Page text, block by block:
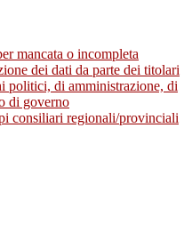
mancata o incompleta
dei dati da parte dei titolari
politici, di amministrazione, di
di governo
consiliari regionali/provinciali